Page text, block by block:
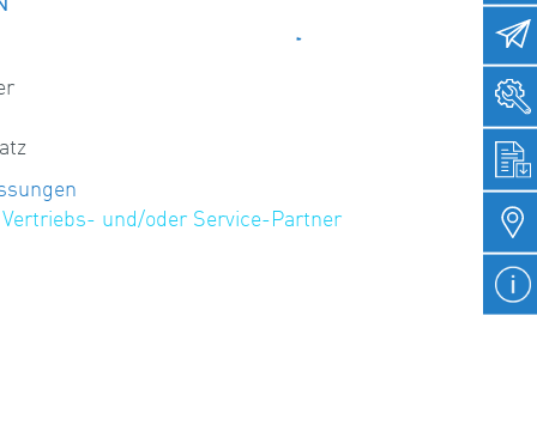
und/oder Service-Partner